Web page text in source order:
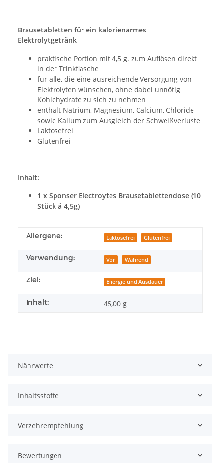
Brausetabletten für ein kalorienarmes
Elektrolytgetränk
praktische Portion mit 4,5 g. zum Auflösen direkt
in der Trinkflasche
für alle, die eine ausreichende Versorgung von
Elektrolyten wünschen, ohne dabei unnötig
Kohlehydrate zu sich zu nehmen
enthält Natrium, Magnesium, Calcium, Chloride
sowie Kalium zum Ausgleich der Schweißverluste
Laktosefrei
Glutenfrei
Inhalt:
1 x Sponser Electroytes Brausetablettendose (10
Stück á 4,5g)
Produkteigenschaft
Wert
Allergene: Laktosefrei Glutenfrei
Verwendung: Vor Während
Ziel: Energie und Ausdauer
Inhalt: 45,00 g
Nährwerte
Inhaltsstoffe
Verzehrempfehlung
Bewertungen